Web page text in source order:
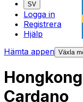
SV
Logga in
Registrera
Hjälp
Hämta appen Växla
Cardano